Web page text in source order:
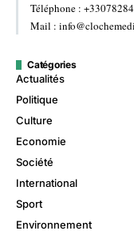
Téléphone :
Mail :
Catégories
Actualités
Politique
Culture
Economie
Société
International
Sport
Environnement